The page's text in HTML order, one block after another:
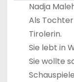
Nadja
Als
Tirolerin.
Sie lebt in
Sie wollte